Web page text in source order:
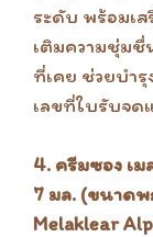
ระดับ พร้อมเส
เติมความชุ่มชื่
ที่เคย ช่วยบำรุ
เลขที่ใบรับจด
4. ครีมซอง เ
7 มล. (ขนาด
Melaklear